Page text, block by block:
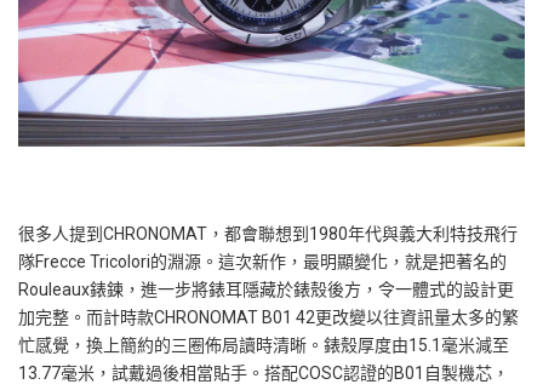
很多人提到CHRONOMAT，都會聯想到1980年代與義大利特技飛行
隊Frecce Tricolori的淵源。這次新作，最明顯變化，就是把著名的
Rouleaux錶鍊，進一步將錶耳隱藏於錶殼後方，令一體式的設計更
加完整。而計時款CHRONOMAT B01 42更改變以往資訊量太多的繁
忙感覺，換上簡約的三圈佈局讀時清晰。錶殼厚度由15.1毫米減至
13.77毫米，試戴過後相當貼手。搭配COSC認證的B01自製機芯，